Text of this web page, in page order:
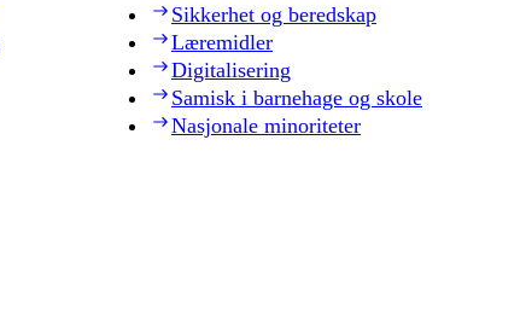
Sikkerhet og beredskap
Læremidler
Digitalisering
Samisk i barnehage og skole
Nasjonale minoriteter